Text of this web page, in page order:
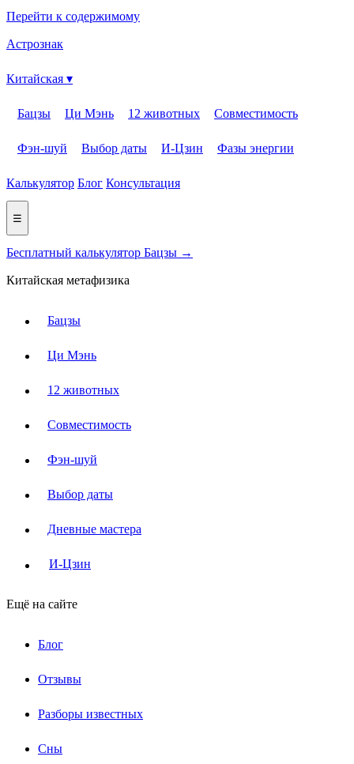
Перейти к содержимому
Астрознак
Китайская ▾
Бацзы Ци Мэнь 12 животных Совместимость
Фэн-шуй Выбор даты И-Цзин Фазы энергии
Калькулятор Блог Консультация
☰
Бесплатный калькулятор Бацзы →
Китайская метафизика
Бацзы
Ци Мэнь
12 животных
Совместимость
Фэн-шуй
Выбор даты
Дневные мастера
И-Цзин
Ещё на сайте
Блог
Отзывы
Разборы известных
Сны